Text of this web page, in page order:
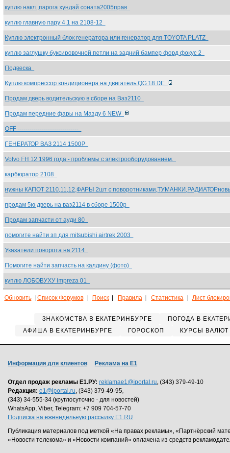
куплю накл.,парога хундай соната2005прав
куплю главную пару 4.1 на 2108-12
Куплю электронный блок генератора или генератор для TOYOTA PLATZ
куплю заглушку буксировочной петли на задний бампер форд фокус 2
Подвеска
Куплю компрессор кондиционера на двигатель QG 18 DE
Продам дверь водительскую в сборе на Ваз2110
Продам передние фары на Мазду 6 NEW
OFF -------------------------------
ГЕНЕРАТОР ВАЗ 2114 1500Р
Volvo FH 12 1996 года - проблемы с электрооборудованием.
карбюратор 2108
нужны КАПОТ 2110,11,12,ФАРЫ 2шт с
продам 5ю дверь на ваз2114 в сборе 1500р
Продам запчасти от ауди 80
помогите найти зп для mitsubishi airtrek 2003
Указатели поворота на 2114
Помогите найти запчасть на калдину (фото)
куплю ЛОБОВУХУ impreza 01
Обновить Список Форумов Поиск Правила Статистика Лист
ЗНАКОМСТВА В ЕКАТЕРИНБУРГЕ ПОГОДА В
АФИША В ЕКАТЕРИНБУРГЕ
ГОРОСКОП КУРСЫ ВАЛЮТ
Информация для клиентов Реклама на Е1
Отдел продаж рекламы Е1.РУ: reklamae1@iportal.ru, (343) 379-49-10
Редакция: e1@iportal.ru, (343) 379-49-95,
(343) 34-555-34 (круглосуточно - для новостей)
WhatsApp, Viber, Telegram: +7 909 704-57-70
Подписка на еженедельную рассылку E1.RU
Публикация материалов под меткой «На правах рекламы», «Партнёрский
«Новости телекома» и «Новости компаний» оплачена из средств